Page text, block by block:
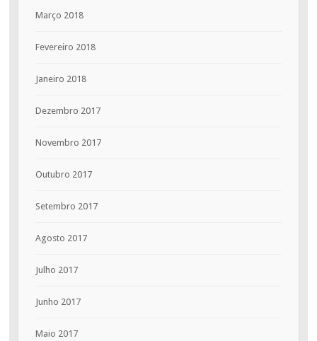
Março 2018
Fevereiro 2018
Janeiro 2018
Dezembro 2017
Novembro 2017
Outubro 2017
Setembro 2017
Agosto 2017
Julho 2017
Junho 2017
Maio 2017